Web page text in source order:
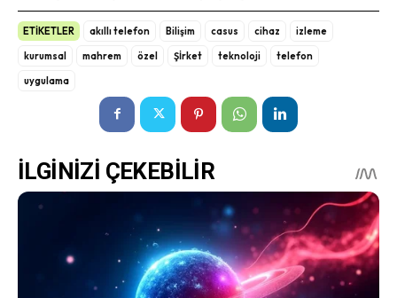
ETİKETLER akıllı telefon Bilişim casus cihaz
izleme
kurumsal
mahrem özel Şİrket teknoloji
telefon
uygulama